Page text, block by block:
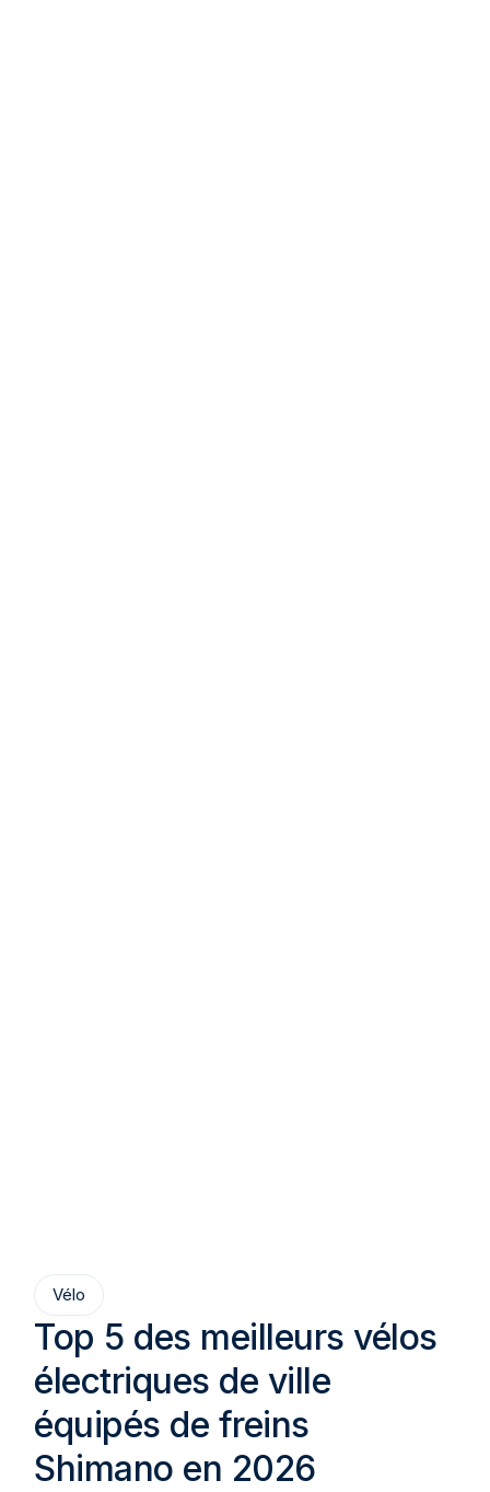
Vélo
Top 5 des meilleurs vélos
électriques de ville
équipés de freins
Shimano en 2026